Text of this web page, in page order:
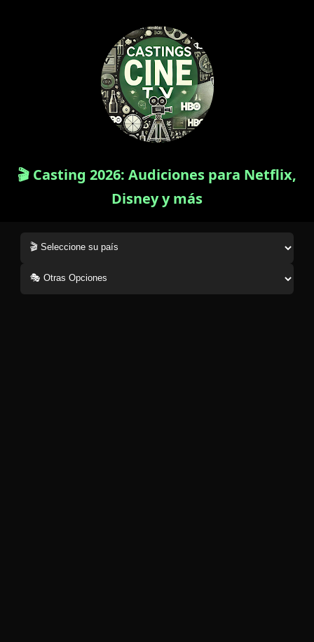
🎬 Casting 2026: Audiciones para Netflix,
Disney y más